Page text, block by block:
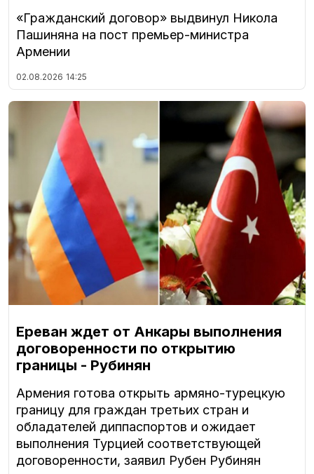
«Гражданский договор» выдвинул Никола
Пашиняна на пост премьер-министра
Армении
02.08.2026 14:25
Ереван ждет от Анкары выполнения
договоренности по открытию
границы - Рубинян
Армения готова открыть армяно-турецкую
границу для граждан третьих стран и
обладателей диппаспортов и ожидает
выполнения Турцией соответствующей
договоренности, заявил Рубен Рубинян